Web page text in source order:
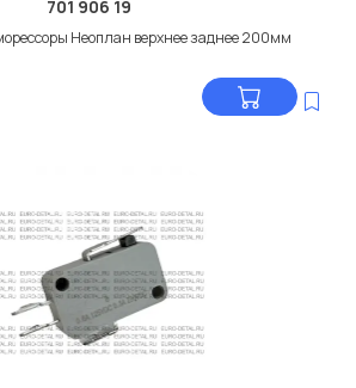
701 906 19
Неоплан верхнее заднее 200мм